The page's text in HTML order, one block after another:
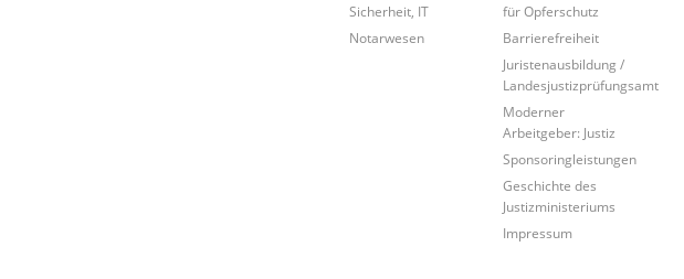
Sicherheit, IT
Notarwesen
für Opferschutz
Barrierefreiheit
Juristenausbildung /
Landesjustizprüfungsamt
Moderner
Arbeitgeber: Justiz
Sponsoringleistungen
Geschichte des
Justizministeriums
Impressum